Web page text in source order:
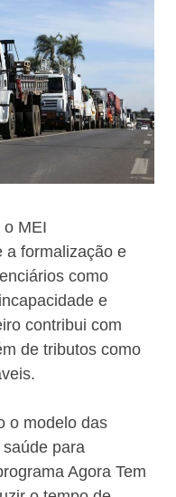
o MEI
a formalização e
como
e
contribui com
de tributos como
o modelo das
para
Agora Tem